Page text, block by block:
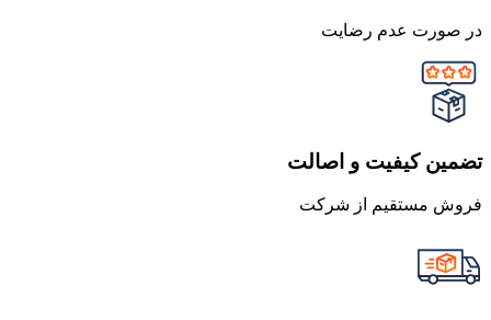
در صورت عدم رضایت
تضمین کیفیت و اصالت
فروش مستقیم از شرکت